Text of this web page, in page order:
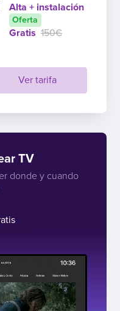
Ver tarifa
Alta + instalación
Oferta
Gratis 150€
TV
donde y cuando